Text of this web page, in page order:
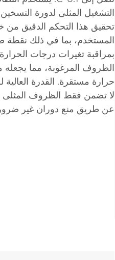
التشغيل المثلى لدورة
تحقيق هذا التحكم الدقيق من
المستخدم، بما في ذلك نقطة
بمراقبة تغيرات درجات
الظروف المرغوبة، مما يجعله
حرارة مستقرة. القدرة
لا تضمن فقط الظروف المثلى
عن طريق منع دوران غير